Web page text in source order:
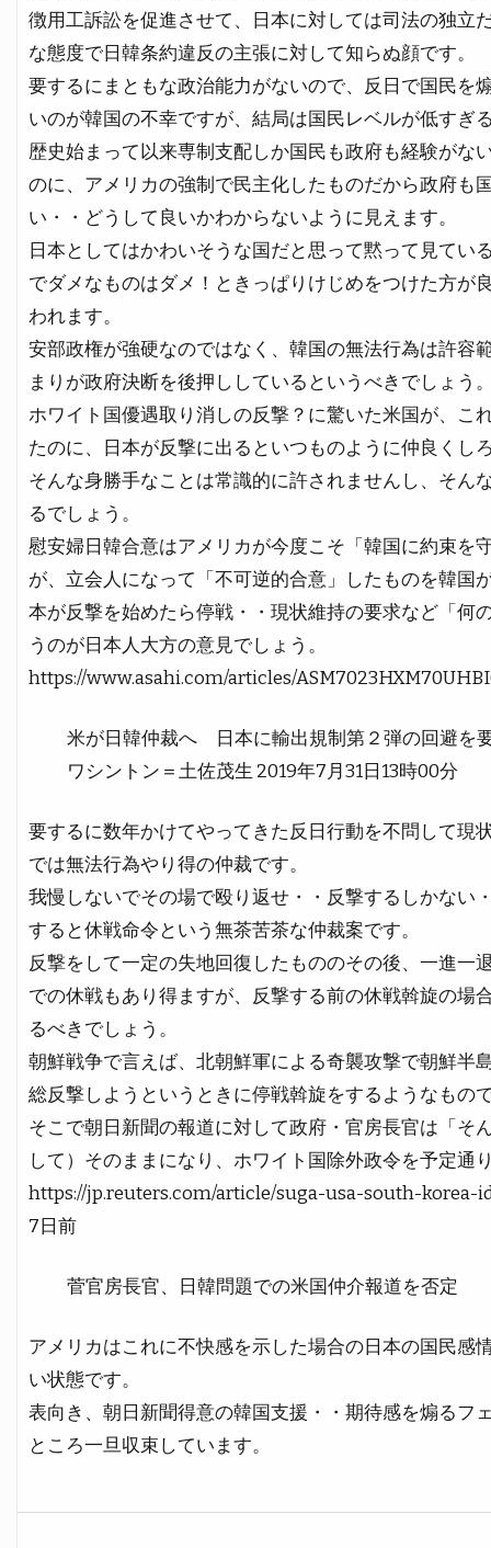
徴用工訴訟を促進させて、日本に対しては司法の独立
な態度で日韓条約違反の主張に対して知らぬ顔です。
要するにまともな政治能力がないので、反日で国民を
いのが韓国の不幸ですが、結局は国民レベルが低すぎ
歴史始まって以来専制支配しか国民も政府も経験がな
のに、アメリカの強制で民主化したものだから政府も
い・・どうして良いかわからないように見えます。
日本としてはかわいそうな国だと思って黙って見てい
でダメなものはダメ！ときっぱりけじめをつけた方が
われます。
安部政権が強硬なのではなく、韓国の無法行為は許容
まりが政府決断を後押ししているというべきでしょう
ホワイト国優遇取り消しの反撃？に驚いた米国が、こ
たのに、日本が反撃に出るといつものように仲良くし
そんな身勝手なことは常識的に許されませんし、そん
るでしょう。
慰安婦日韓合意はアメリカが今度こそ「韓国に約束を
が、立会人になって「不可逆的合意」したものを韓国
本が反撃を始めたら停戦・・現状維持の要求など「何
うのが日本人大方の意見でしょう。
https://www.asahi.com/articles/
米が日韓仲裁へ 日本に輸出規制第２弾の回避を
ワシントン＝土佐茂生 2019年7月31日13時00分
要するに数年かけてやってきた反日行動を不問して現
では無法行為やり得の仲裁です。
我慢しないでその場で殴り返せ・・反撃するしかない
すると休戦命令という無茶苦茶な仲裁案です。
反撃をして一定の失地回復したもののその後、一進一
での休戦もあり得ますが、反撃する前の休戦斡旋の場
るべきでしょう。
朝鮮戦争で言えば、北朝鮮軍による奇襲攻撃で朝鮮半
総反撃しようというときに停戦斡旋をするようなもの
そこで朝日新聞の報道に対して政府・官房長官は「そ
して）そのままになり、ホワイト国除外政令を予定通
https://jp.reuters.com/article/suga-usa-south-korea-
7日前
菅官房長官、日韓問題での米国仲介報道を否定
アメリカはこれに不快感を示した場合の日本の国民感
い状態です。
表向き、朝日新聞得意の韓国支援・・期待感を煽るフ
ところ一旦収束しています。